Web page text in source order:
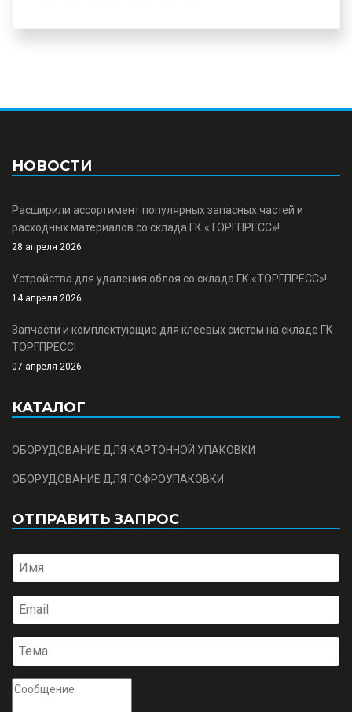
НОВОСТИ
Расширили ассортимент популярных запасных частей и
расходных материалов со склада ГК «ТОРГПРЕСС»!
28 апреля 2026
Устройства для удаления облоя со склада ГК «ТОРГПРЕСС»!
14 апреля 2026
Запчасти и комплектующие для клеевых систем на складе ГК
ТОРГПРЕСС!
07 апреля 2026
КАТАЛОГ
ОБОРУДОВАНИЕ ДЛЯ КАРТОННОЙ УПАКОВКИ
ОБОРУДОВАНИЕ ДЛЯ ГОФРОУПАКОВКИ
ОТПРАВИТЬ ЗАПРОС